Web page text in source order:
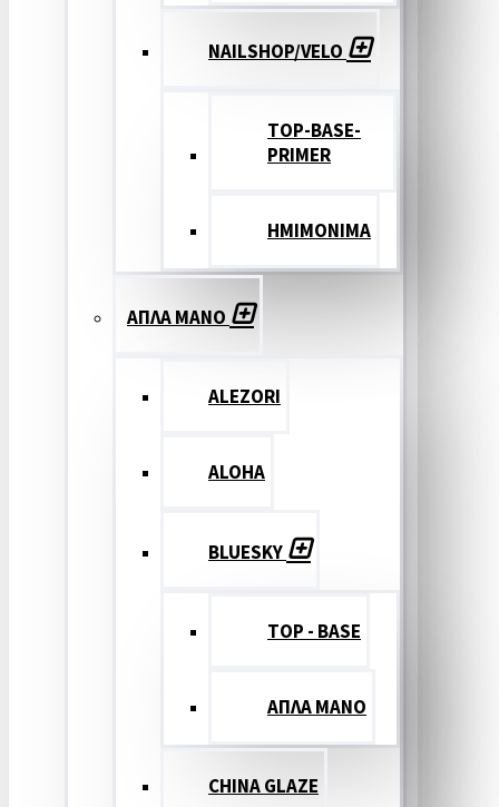
NAILSHOP/VELO
TOP-BASE-
PRIMER
ΗΜΙΜΟΝΙΜΑ
ΑΠΛΑ ΜΑΝΟ
ALEZORI
ALOHA
BLUESKY
TOP - BASE
ΑΠΛΑ ΜΑΝΟ
CHINA GLAZE